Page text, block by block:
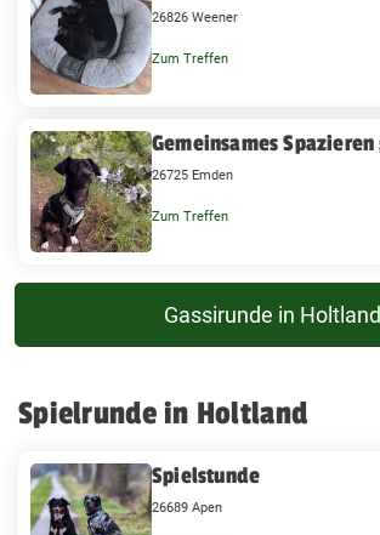
26826 Weener
Zum Treffen
Gemeinsames Spazieren
26725 Emden
Zum Treffen
Gassirunde in Holtland
Spielrunde in Holtland
Spielstunde
26689 Apen